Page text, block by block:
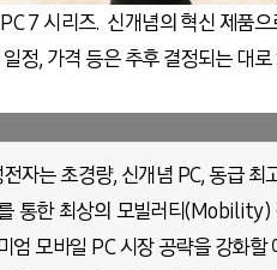
7 시리즈. 신개념의 혁신 제품
정, 가격 등은 추후 결정되는 대
전자는 초경량, 신개념 PC, 동급
통한 최상의 모빌러티(Mobility)
엄 모바일 PC 시장 공략을 강화할